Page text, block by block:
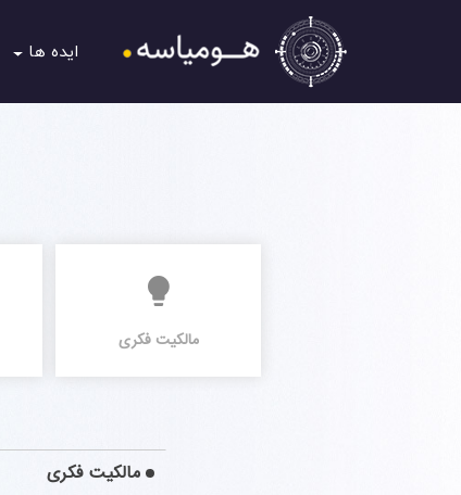
ایده ها
مالکیت فکری
مالکیت فکری